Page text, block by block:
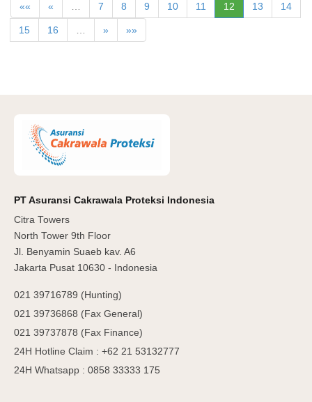
«« « 7 8 9 10 11 12 13 14
15 16 » »»
PT Asuransi Cakrawala Proteksi Indonesia
Citra Towers
North Tower 9th Floor
Jl. Benyamin Suaeb kav. A6
Jakarta Pusat 10630 - Indonesia
021 39716789 (Hunting)
021 39736868 (Fax General)
021 39737878 (Fax Finance)
24H Hotline Claim : +62 21 53132777
24H Whatsapp : 0858 33333 175